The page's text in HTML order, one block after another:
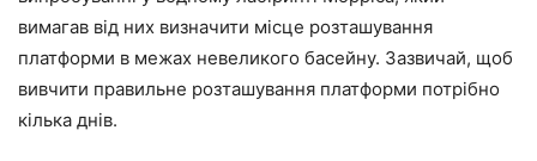
вимагав від них визначити місце розташування
платформи в межах невеликого басейну. Зазвичай, щоб
вивчити правильне розташування платформи потрібно
кілька днів.